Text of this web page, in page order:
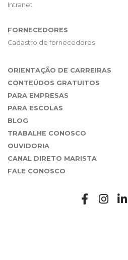
Intranet
FORNECEDORES
Cadastro de fornecedores
ORIENTAÇÃO DE CARREIRAS
CONTEÚDOS GRATUITOS
PARA EMPRESAS
PARA ESCOLAS
BLOG
TRABALHE CONOSCO
OUVIDORIA
CANAL DIRETO MARISTA
FALE CONOSCO